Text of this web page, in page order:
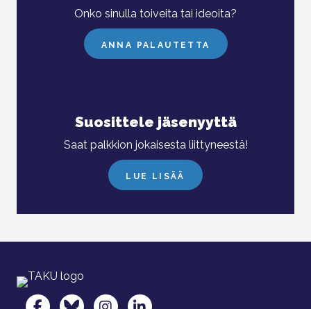
Onko sinulla toiveita tai ideoita?
ANNA PALAUTETTA
Suosittele jäsenyyttä
Saat palkkion jokaisesta liittyneestä!
LUE LISÄÄ
TAKU Facebookissa
TAKU Twitterissä
TAKU Instagramissa
TAKU LinkedInissä